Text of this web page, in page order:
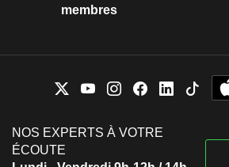
membres
NOS EXPERTS À VOTRE
ÉCOUTE